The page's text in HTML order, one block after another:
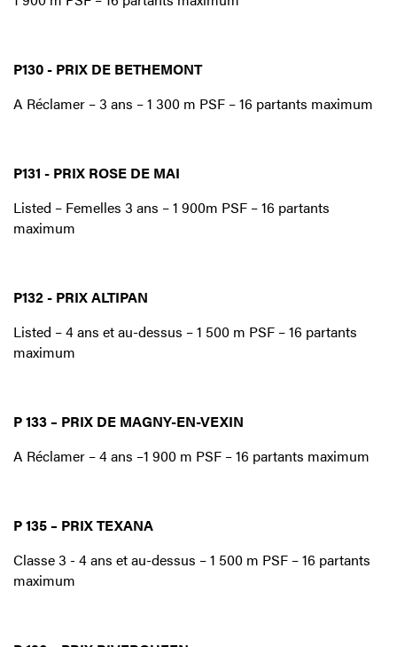
P130 - PRIX DE BETHEMONT
A Réclamer – 3 ans – 1 300 m PSF – 16 partants maximum
P131 - PRIX ROSE DE MAI
Listed – Femelles 3 ans – 1 900m PSF – 16 partants
maximum
P132 - PRIX ALTIPAN
Listed – 4 ans et au-dessus – 1 500 m PSF – 16 partants
maximum
P 133 – PRIX DE MAGNY-EN-VEXIN
A Réclamer – 4 ans –1 900 m PSF – 16 partants maximum
P 135 – PRIX TEXANA
Classe 3 - 4 ans et au-dessus – 1 500 m PSF – 16 partants
maximum